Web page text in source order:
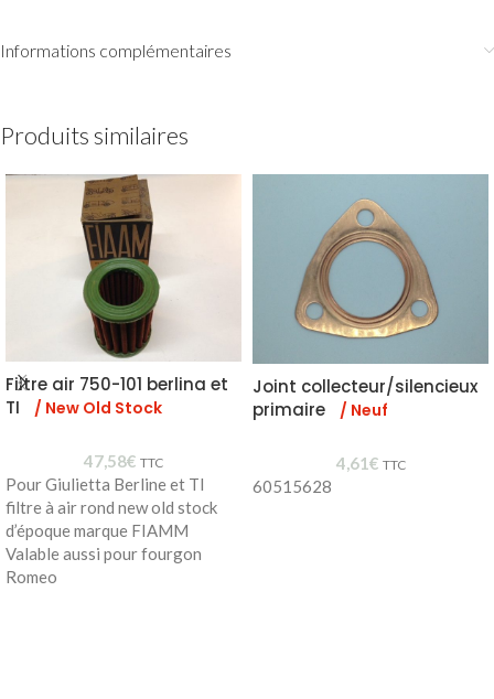
Informations complémentaires
Produits similaires
Filtre air 750-101 berlina et
TI
/ New Old Stock
47,58€ TTC
Pour Giulietta Berline et TI
filtre à air rond new old stock
d’époque marque FIAMM
Valable aussi pour fourgon
Romeo
Joint collecteur/silencieux
primaire
/ Neuf
4,61€ TTC
60515628